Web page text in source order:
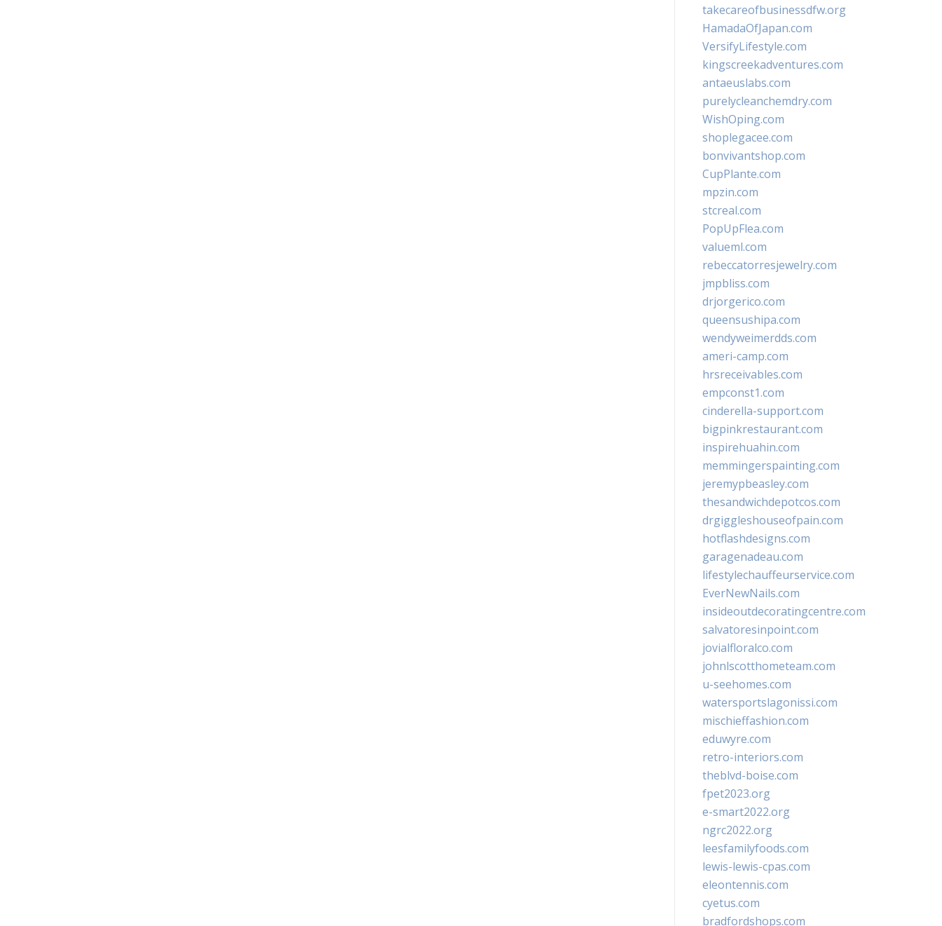
takecareofbusinessdfw.org
HamadaOfJapan.com
VersifyLifestyle.com
kingscreekadventures.com
antaeuslabs.com
purelycleanchemdry.com
WishOping.com
shoplegacee.com
bonvivantshop.com
CupPlante.com
mpzin.com
stcreal.com
PopUpFlea.com
valueml.com
rebeccatorresjewelry.com
jmpbliss.com
drjorgerico.com
queensushipa.com
wendyweimerdds.com
ameri-camp.com
hrsreceivables.com
empconst1.com
cinderella-support.com
bigpinkrestaurant.com
inspirehuahin.com
memmingerspainting.com
jeremypbeasley.com
thesandwichdepotcos.com
drgiggleshouseofpain.com
hotflashdesigns.com
garagenadeau.com
lifestylechauffeurservice.com
EverNewNails.com
insideoutdecoratingcentre.com
salvatoresinpoint.com
jovialfloralco.com
johnlscotthometeam.com
u-seehomes.com
watersportslagonissi.com
mischieffashion.com
eduwyre.com
retro-interiors.com
theblvd-boise.com
fpet2023.org
e-smart2022.org
ngrc2022.org
leesfamilyfoods.com
lewis-lewis-cpas.com
eleontennis.com
cyetus.com
bradfordshops.com